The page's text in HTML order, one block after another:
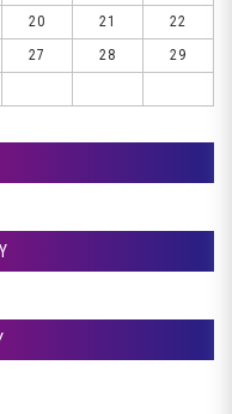
20 21
22
27 28
29
です♪